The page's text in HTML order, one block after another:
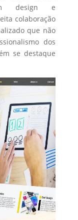
design e
colaboração
que não
dos
se destaque